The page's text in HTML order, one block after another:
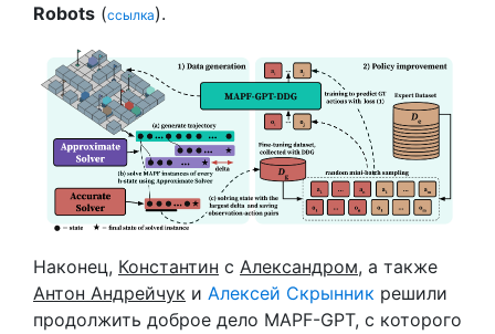
Robots (ссылка).
Наконец, Константин с Александром, а также
Антон Андрейчук и Алексей Скрынник решили
продолжить доброе дело MAPF-GPT, с которого